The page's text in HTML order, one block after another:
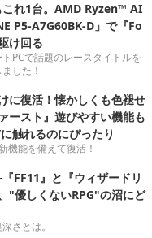
これ1台。AMD Ryzen™ AI
P5-A7G60BK-D」で『Fo
け回る
PCで話題のレースタイトルを
した！
に復活！懐かしくも色褪せ
ースト』遊びやすい機能も
触れるのにぴったり
機能を備えて復活！
FF11』と『ウィザードリ
"優しくないRPG"の沼にど
さとは。